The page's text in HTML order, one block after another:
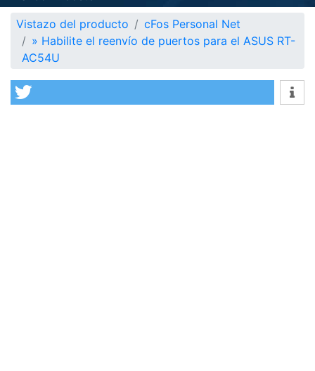
Vistazo del producto
cFos Personal Net
» Habilite el reenvío de puertos para el ASUS RT-
AC54U